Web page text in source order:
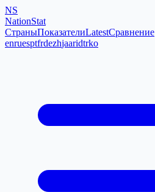
NS
NationStat
СтраныПоказателиLatestСравнение
enruesptfrdezhjaaridtrko